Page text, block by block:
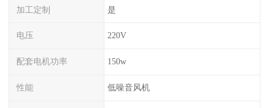
加工定制 是
电压 220V
配套电机功率 150w
性能 低噪音风机